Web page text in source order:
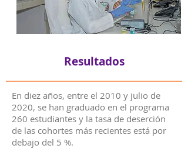
Resultados
En diez años, entre el 2010 y julio de
2020, se han graduado en el programa
260 estudiantes y la tasa de deserción
de las cohortes más recientes está por
debajo del 5 %.